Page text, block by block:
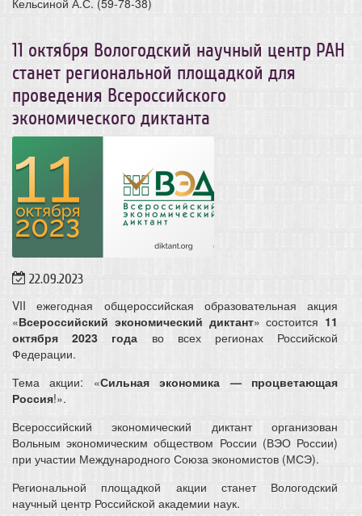
11 октября Вологодский научный центр РАН
станет региональной площадкой для
проведения Всероссийского
экономического диктанта
22.09.2023
VII ежегодная общероссийская образовательная акция
«Всероссийский экономический диктант» состоится 11
октября 2023 года во всех регионах Российской
Федерации.
Тема акции: «Сильная экономика — процветающая
Россия!».
Всероссийский экономический диктант организован
Вольным экономическим обществом России (ВЭО России)
при участии Международного Союза экономистов (МСЭ).
Региональной площадкой акции станет Вологодский
научный центр Российской академии наук.